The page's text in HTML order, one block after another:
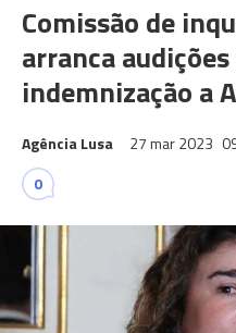
Comissão de
arranca
indemnização a
Agência Lusa 27 mar 2023
0